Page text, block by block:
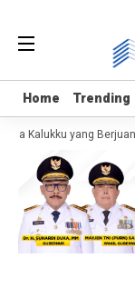
Home Trending
Home Trending
Kalukku yang